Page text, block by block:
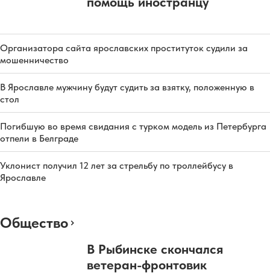
Организатора сайта ярославских проституток судили за
мошенничество
В Ярославле мужчину будут судить за взятку, положенную в
стол
Погибшую во время свидания с турком модель из Петербурга
отпели в Белграде
Уклонист получил 12 лет за стрельбу по троллейбусу в
Ярославле
Общество
В Рыбинске скончался
ветеран-фронтовик